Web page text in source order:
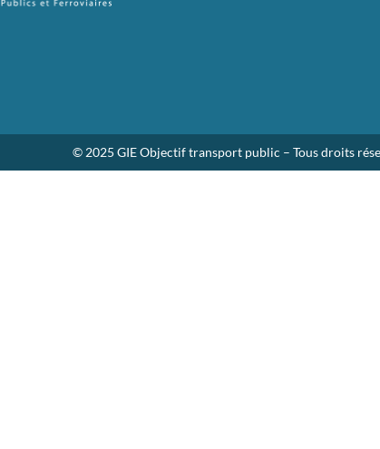
© 2025 GIE Objectif transport public – Tous droits